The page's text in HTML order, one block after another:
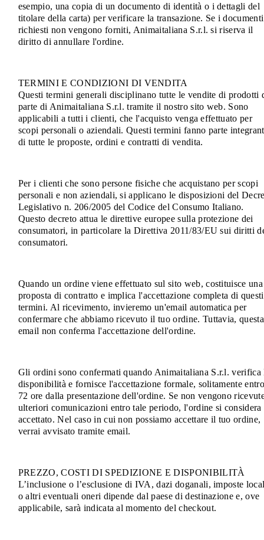
esempio, una copia di un documento di identità o i dettagli del
titolare della carta) per verificare la transazione. Se i documenti
richiesti non vengono forniti, Animaitaliana S.r.l. si riserva il
diritto di annullare l'ordine.
TERMINI E CONDIZIONI DI VENDITA
Questi termini generali disciplinano tutte le vendite di prodotti
parte di Animaitaliana S.r.l. tramite il nostro sito web. Sono
applicabili a tutti i clienti, che l'acquisto venga effettuato per
scopi personali o aziendali. Questi termini fanno parte
di tutte le proposte, ordini e contratti di vendita.
Per i clienti che sono persone fisiche che acquistano per scopi
personali e non aziendali, si applicano le disposizioni del
Legislativo n. 206/2005 del Codice del Consumo Italiano.
Questo decreto attua le direttive europee sulla protezione dei
consumatori, in particolare la Direttiva 2011/83/EU sui diritti
consumatori.
Quando un ordine viene effettuato sul sito web, costituisce una
proposta di contratto e implica l'accettazione completa di questi
termini. Al ricevimento, invieremo un'email automatica per
confermare che abbiamo ricevuto il tuo ordine. Tuttavia, questa
email non conferma l'accettazione dell'ordine.
Gli ordini sono confermati quando Animaitaliana S.r.l. verifica
disponibilità e fornisce l'accettazione formale, solitamente entro
72 ore dalla presentazione dell'ordine. Se non vengono
ulteriori comunicazioni entro tale periodo, l'ordine si considera
accettato. Nel caso in cui non possiamo accettare il tuo ordine,
verrai avvisato tramite email.
PREZZO, COSTI DI SPEDIZIONE E DISPONIBILITÀ
L’inclusione o l’esclusione di IVA, dazi doganali, imposte
o altri eventuali oneri dipende dal paese di destinazione e, ove
applicabile, sarà indicata al momento del checkout.